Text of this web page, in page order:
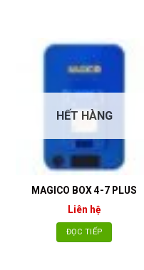
HẾT HÀNG
MAGICO BOX 4-7 PLUS
Liên hệ
ĐỌC TIẾP